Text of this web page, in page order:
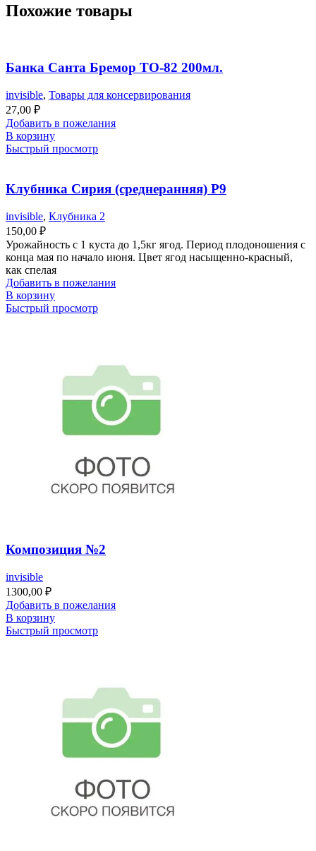
Похожие товары
Банка Санта Бремор ТО-82 200мл.
invisible, Товары для консервирования
27,00 ₽
Добавить в пожелания
В корзину
Быстрый просмотр
Клубника Сирия (среднеранняя) Р9
invisible, Клубника 2
150,00 ₽
Урожайность с 1 куста до 1,5кг ягод. Период плодоношения с
конца мая по начало июня. Цвет ягод насыщенно-красный,
как спелая
Добавить в пожелания
В корзину
Быстрый просмотр
Композиция №2
invisible
1300,00 ₽
Добавить в пожелания
В корзину
Быстрый просмотр